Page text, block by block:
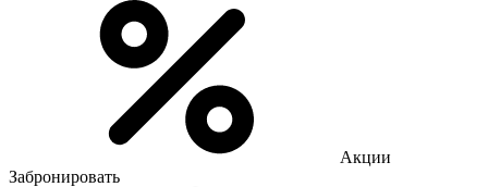
Акции
Забронировать